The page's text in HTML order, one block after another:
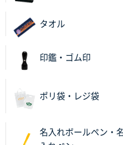
A4箔押し名入れクリ
以前発注している
ったので
栃木県M社様
ビオトープデスク
前回同様、安心でき
タオル
印鑑・ゴム印
ポリ袋・レジ袋
名入れボールペン・